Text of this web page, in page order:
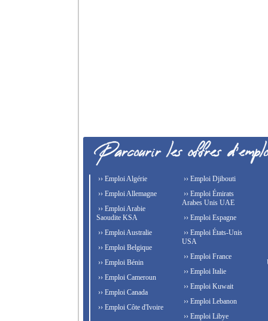
›› Emploi Algérie
›› Emploi Allemagne
›› Emploi Arabie
Saoudite KSA
›› Emploi Australie
›› Emploi Belgique
›› Emploi Bénin
›› Emploi Cameroun
›› Emploi Canada
›› Emploi Côte d'Ivoire
›› Emploi Djibouti
›› Emploi Émirats
Arabes Unis UAE
›› Emploi Espagne
›› Emploi États-Unis
USA
›› Emploi France
›› Emploi Italie
›› Emploi Kuwait
›› Emploi Lebanon
›› Emploi Libye